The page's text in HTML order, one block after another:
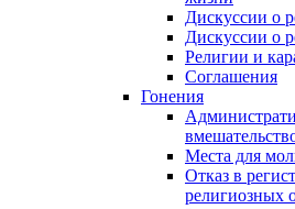
Дискуссии о
Дискуссии о
Религии и
Соглашения
Гонения
Места для
Отказ в
религиозных